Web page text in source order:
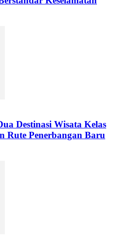
Destinasi Wisata Kelas
Rute Penerbangan Baru